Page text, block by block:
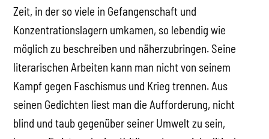
Zeit, in der so viele in Gefangenschaft und
Konzentrationslagern umkamen, so lebendig wie
möglich zu beschreiben und näherzubringen. Seine
literarischen Arbeiten kann man nicht von seinem
Kampf gegen Faschismus und Krieg trennen. Aus
seinen Gedichten liest man die Aufforderung, nicht
blind und taub gegenüber seiner Umwelt zu sein,